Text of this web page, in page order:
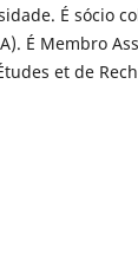
É sócio
É Membro
et de